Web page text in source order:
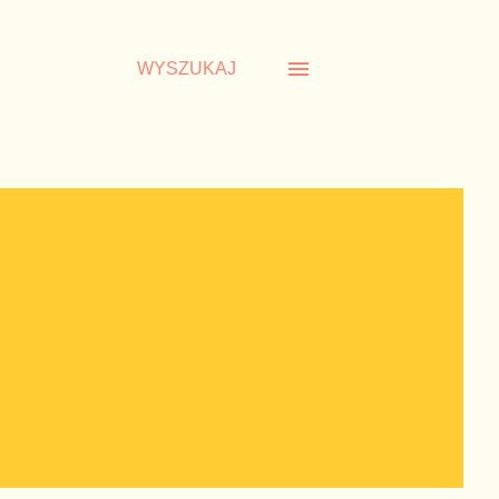
WYSZUKAJ